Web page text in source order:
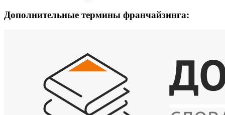
Дополнительные термины франчайзинга: